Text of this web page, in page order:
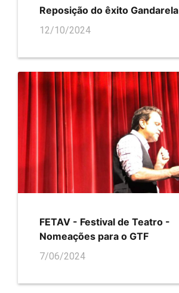
Reposição do êxito Gandarela
12/10/2024
FETAV - Festival de Teatro -
Nomeações para o GTF
7/06/2024